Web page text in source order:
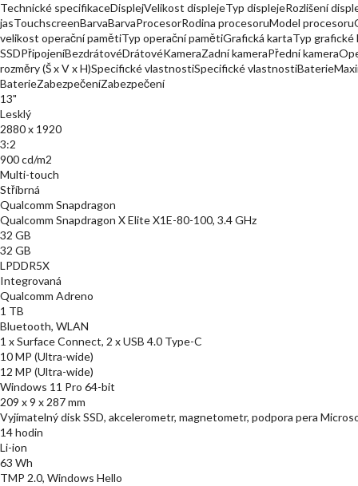
Technické specifikaceDisplejVelikost displejeTyp displejeRozlišení
jasTouchscreenBarvaBarvaProcesorRodina procesoruModel
velikost operační pamětiTyp operační pamětiGrafická kartaTyp
SSDPřipojeníBezdrátovéDrátovéKameraZadní kameraPřední
rozměry (Š x V x H)Specifické vlastnostiSpecifické
BaterieZabezpečeníZabezpečení
13"
Lesklý
2880 x 1920
3:2
900 cd/m2
Multi-touch
Stříbrná
Qualcomm Snapdragon
Qualcomm Snapdragon X Elite X1E-80-100, 3.4 GHz
32 GB
32 GB
LPDDR5X
Integrovaná
Qualcomm Adreno
1 TB
Bluetooth, WLAN
1 x Surface Connect, 2 x USB 4.0 Type-C
10 MP (Ultra-wide)
12 MP (Ultra-wide)
Windows 11 Pro 64-bit
209 x 9 x 287 mm
Vyjímatelný disk SSD, akcelerometr, magnetometr, podpora pera
14 hodin
Li-ion
63 Wh
TMP 2.0, Windows Hello